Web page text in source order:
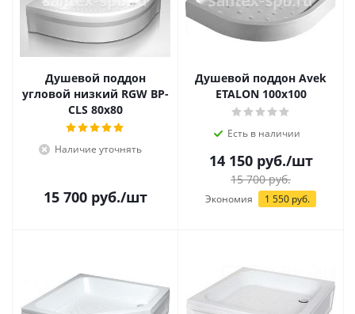
Душевой поддон
угловой низкий RGW BP-
CLS 80x80
Наличие уточнять
15 700руб./шт
Душевой поддон Avek
ETALON 100x100
Есть в наличии
14 150руб./шт
15 700руб.
Экономия 1 550 руб.